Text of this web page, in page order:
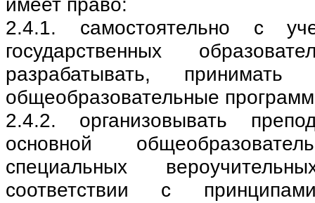
2.4.1. самостоятельно с
государственных
разрабатывать,
общеобразовательные
2.4.2. организовывать
основной
специальных
соответствии с